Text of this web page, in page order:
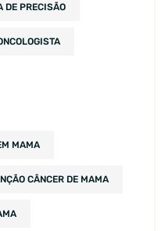
DE PRECISÃO
MAMA
CÂNCER DE MAMA